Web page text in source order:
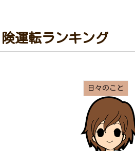
険運転ランキング
日々のこと